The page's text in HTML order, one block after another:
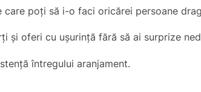
poți să i-o faci oricărei persoane
și oferi cu ușurință fără să ai surprize
întregului aranjament.